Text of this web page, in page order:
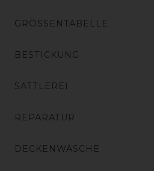
GRÖSSENTABELLE
BESTICKUNG
SATTLEREI
REPARATUR
DECKENWÄSCHE